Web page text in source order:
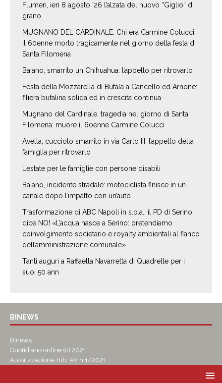
Flumeri, ieri 8 agosto ’26 l’alzata del nuovo “Giglio“ di
grano.
MUGNANO DEL CARDINALE. Chi era Carmine Colucci,
il 60enne morto tragicamente nel giorno della festa di
Santa Filomena
Baiano, smarrito un Chihuahua: l’appello per ritrovarlo
Festa della Mozzarella di Bufala a Cancello ed Arnone:
filiera bufalina solida ed in crescita continua
Mugnano del Cardinale, tragedia nel giorno di Santa
Filomena: muore il 60enne Carmine Colucci
Avella, cucciolo smarrito in via Carlo III: l’appello della
famiglia per ritrovarlo
L’estate per le famiglie con persone disabili
Baiano, incidente stradale: motociclista finisce in un
canale dopo l’impatto con un’auto
Trasformazione di ABC Napoli in s.p.a.: il PD di Serino
dice NO! «L’acqua nasce a Serino: pretendiamo
coinvolgimento societario e royalty ambientali al fianco
dell’amministrazione comunale»
Tanti auguri a Raffaella Navarretta di Quadrelle per i
suoi 50 ann
BINEWS
Binews
Quotidiano online (c) 2021
Autorizzazione Trib. AV n.1/2021